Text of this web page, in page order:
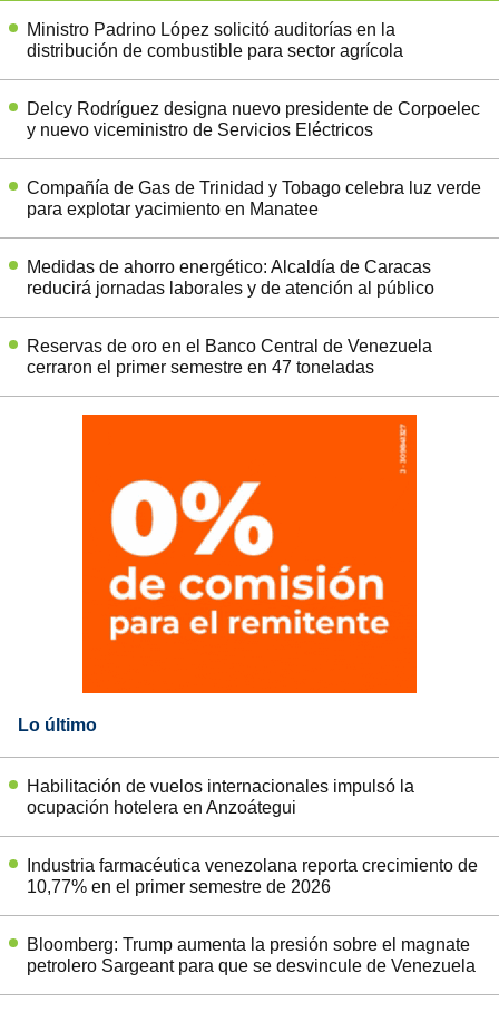
Ministro Padrino López solicitó auditorías en la
distribución de combustible para sector agrícola
Delcy Rodríguez designa nuevo presidente de Corpoelec
y nuevo viceministro de Servicios Eléctricos
Compañía de Gas de Trinidad y Tobago celebra luz verde
para explotar yacimiento en Manatee
Medidas de ahorro energético: Alcaldía de Caracas
reducirá jornadas laborales y de atención al público
Reservas de oro en el Banco Central de Venezuela
cerraron el primer semestre en 47 toneladas
Lo último
Habilitación de vuelos internacionales impulsó la
ocupación hotelera en Anzoátegui
Industria farmacéutica venezolana reporta crecimiento de
10,77% en el primer semestre de 2026
Bloomberg: Trump aumenta la presión sobre el magnate
petrolero Sargeant para que se desvincule de Venezuela